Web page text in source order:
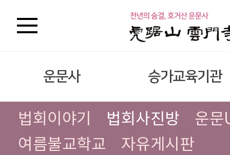
운문사 승가교육기관
법회이야기 법회사진방
운문
여름불교학교
자유게시판